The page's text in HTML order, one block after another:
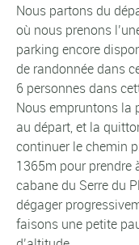
Nous partons du
où nous prenons
parking encore
de randonnée dans
6 personnes dans
Nous empruntons la
au départ, et la
continuer le chemin
1365m pour prendre
cabane du Serre du
dégager
faisons une petite